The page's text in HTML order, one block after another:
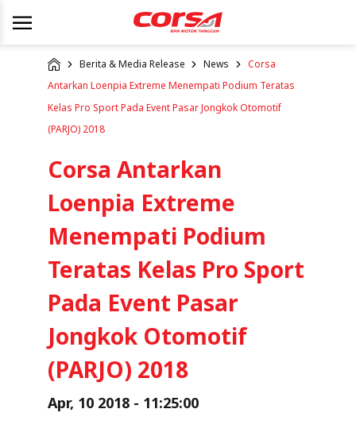
Berita & Media Release News
Corsa
Antarkan Loenpia Extreme Menempati Podium Teratas
Kelas Pro Sport Pada Event Pasar Jongkok Otomotif
(PARJO) 2018
Corsa Antarkan
Loenpia Extreme
Menempati Podium
Teratas Kelas Pro Sport
Pada Event Pasar
Jongkok Otomotif
(PARJO) 2018
Apr, 10 2018 - 11:25:00